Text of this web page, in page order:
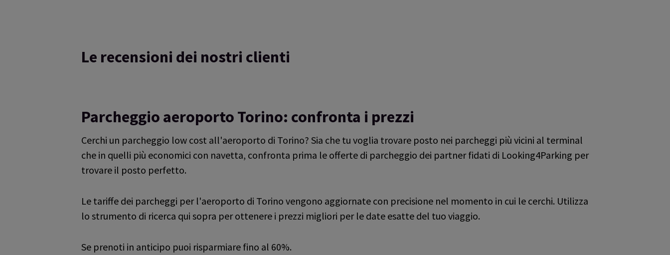
Le recensioni dei nostri clienti
Ottima esperienza
Ho già prenotato altre volte mi sono sempre trovata benissimo e facile prenotare e a prezzi competitivi
Sabrina Pighi
08 Aug 2026
Rating: 5 / 5
tutto perfetto
Mariacristina Culzoni· 07 Aug 2026
Ho risparmiato dei soldi avendo accesso a un servizio di buona qualità. è statpo possibile cambiare la targa con facilità e gratis. Molto soddisfatto.
Trusted Customer· 07 Aug 2026
Consigliato!
Parcheggio aeroporto Torino: confronta i prezzi
Cerchi un parcheggio low cost all'aeroporto di Torino? Sia che tu voglia trovare posto nei parcheggi più vicini al terminal
che in quelli più economici con navetta, confronta prima le offerte di parcheggio dei partner fidati di Looking4Parking per
trovare il posto perfetto.
Le tariffe dei parcheggi per l'aeroporto di Torino vengono aggiornate con precisione nel momento in cui le cerchi. Utilizza
lo strumento di ricerca qui sopra per ottenere i prezzi migliori per le date esatte del tuo viaggio.
Se prenoti in anticipo puoi risparmiare fino al 60%.